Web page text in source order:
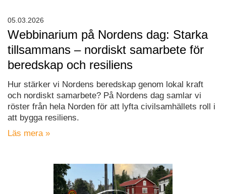
Webbinarium på Nordens dag: Starka
tillsammans – nordiskt samarbete för
beredskap och resiliens
Hur stärker vi Nordens beredskap genom lokal kraft
och nordiskt samarbete? På Nordens dag samlar vi
röster från hela Norden för att lyfta civilsamhällets roll i
att bygga resiliens.
Läs mera »
05.03.2026